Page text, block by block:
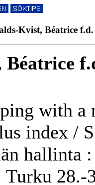
Kvist, Béatrice
Béatrice
with a
index /
hallinta
Turku